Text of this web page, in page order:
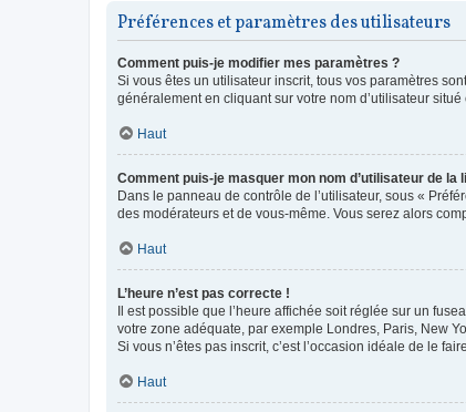
Préférences et paramètres des utilisateurs
Comment puis-je modifier mes paramètres ?
Si vous êtes un utilisateur inscrit, tous vos paramètres
généralement en cliquant sur votre nom d’utilisateur
Haut
Comment puis-je masquer mon nom d’utilisateur de la
Dans le panneau de contrôle de l’utilisateur, sous «
des modérateurs et de vous-même. Vous serez alors
Haut
L’heure n’est pas correcte !
Il est possible que l’heure affichée soit réglée sur un
votre zone adéquate, par exemple Londres, Paris, New
Si vous n’êtes pas inscrit, c’est l’occasion idéale de le faire.
Haut